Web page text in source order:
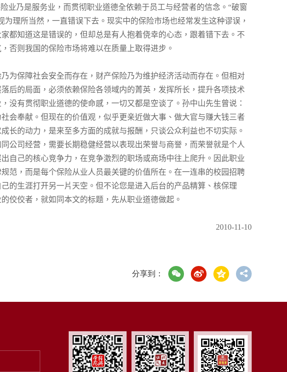
业乃是服务业，而贯彻职业道德全依赖于员工与经营者的信念。“破窗
理所当然，一直错误下去。现实中的保险市场也经常发生这种谬误，
都知道这是错误的，但却总是有人抱着侥幸的心态，跟着错下去。不
否则我国的保险市场将难以在质量上取得进步。
为保障社会安全而存在，财产保险乃为维护经济活动而存在。但相对
后的局面，必须依赖保险各领域内的菁英，发挥所长，提升各项技术
没有贯彻职业道德的使命感，一切又都是空谈了。孙中山先生曾说：
会奉献。但现在的价值观，似乎更亲近做大事、做大官与赚大钱三者
长的动力，是来至多方面的成就与报酬，只谈公众利益也不切实际。
公司经营，需要长期稳健经营以表现出荣誉与商誉，而荣誉就是个人
自己的核心竞争力，在竞争激烈的职场或商场中往上爬升。因此职业
范，而是每个保险从业人员最关键的价值所在。在一连串的校园招聘
的生涯打开另一片天空。但不论您是进入后台的产品精算、核保理
佼佼者，就如同本文的标题，先从职业道德做起。
2010-11-10
分享到：